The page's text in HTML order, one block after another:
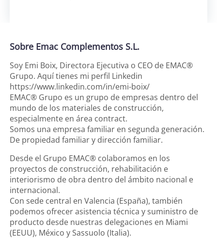
Sobre Emac Complementos S.L.
Soy Emi Boix, Directora Ejecutiva o CEO de EMAC®
Grupo. Aquí tienes mi perfil Linkedin
https://www.linkedin.com/in/emi-boix/
EMAC® Grupo es un grupo de empresas dentro del
mundo de los materiales de construcción,
especialmente en área contract.
Somos una empresa familiar en segunda generación.
De propiedad familiar y dirección familiar.
Desde el Grupo EMAC® colaboramos en los
proyectos de construcción, rehabilitación e
interiorismo de obra dentro del ámbito nacional e
internacional.
Con sede central en Valencia (España), también
podemos ofrecer asistencia técnica y suministro de
producto desde nuestras delegaciones en Miami
(EEUU), México y Sassuolo (Italia).